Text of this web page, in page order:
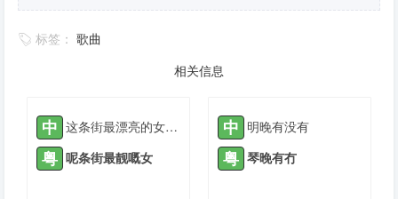
标签： 歌曲
相关信息
中 这条街最漂亮的女孩子
粤 呢条街最靓嘅女
中 明晚有没有
粤 琴晚有冇